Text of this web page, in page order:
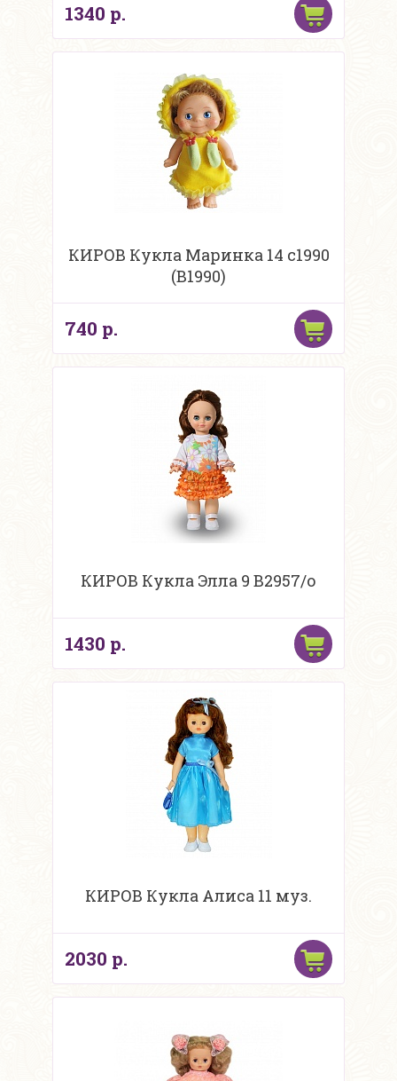
1340 р.
КИРОВ Кукла Маринка 14 с1990
(В1990)
740 р.
КИРОВ Кукла Элла 9 В2957/о
1430 р.
КИРОВ Кукла Алиса 11 муз.
2030 р.